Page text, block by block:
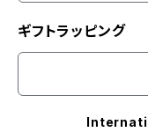
ギフトラッピング